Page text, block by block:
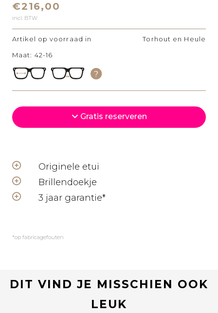
€216,00
incl. BTW
Artikel op voorraad in Torhout en Heule
Maat: 42-16
Gratis reserveren
Originele etui
Brillendoekje
3 jaar garantie*
*op fabricagefouten
DIT VIND JE MISSCHIEN OOK
LEUK